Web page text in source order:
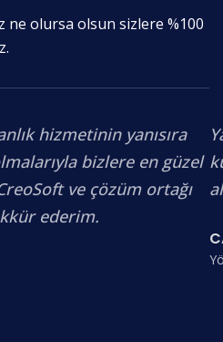
ne olursa olsun sizlere %100
hizmetinin yanısıra
bizlere en güzel
ve çözüm ortağı
ederim.